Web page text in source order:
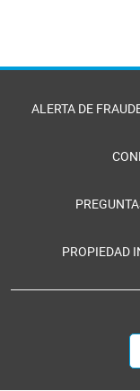
ALERTA DE
PROPIEDAD